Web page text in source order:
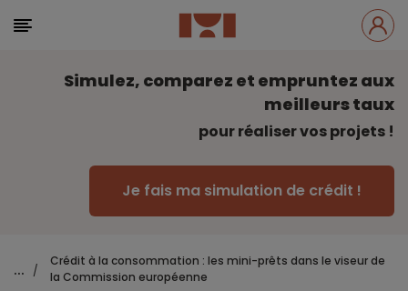
Simulez, comparez et empruntez aux
meilleurs taux
pour réaliser vos projets !
Je fais ma simulation de crédit !
... /
Crédit à la consommation : les mini-prêts dans le viseur de
la Commission européenne